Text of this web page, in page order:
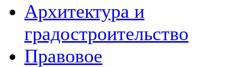
Архитектура и
градостроительство
Правовое